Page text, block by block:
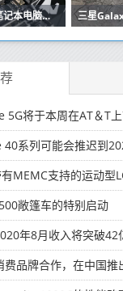
教你挑选傲腾笔记本电脑以及惠普Elitebook 1030 X360 G3如何
5G将于本周在AT＆T
40系列可能会推迟到
MEMC支持的运动型
敞篷车的特别启动
年8月收入将突破42
合作，在中国推出采用